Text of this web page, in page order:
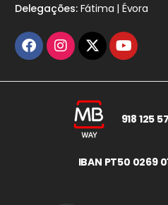
Delegações:Fátima | Évora
918 125
IBAN PT50 0269